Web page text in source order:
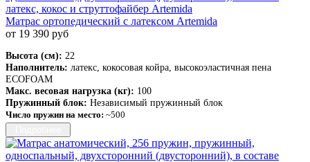
Матрас ортопедический с латексом Artemida
от 19 390 руб
Высота (см): 22
Наполнитель: латекс, кокосовая койра, высокоэластичная пена
ECOFOAM
Макс. весовая нагрузка (кг): 100
Пружинный блок: Независимый пружинный блок
Число пружин на место: ~500